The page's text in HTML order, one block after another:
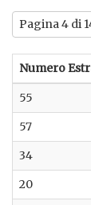
Pagina 4 di
Numero
55
57
34
20